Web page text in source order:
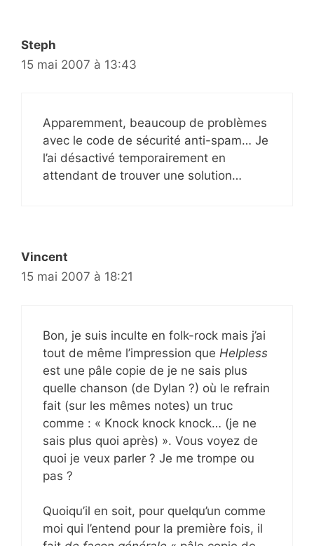
Steph
15 mai 2007 à 13:43
Apparemment, beaucoup de problèmes
avec le code de sécurité anti-spam… Je
l’ai désactivé temporairement en
attendant de trouver une solution…
Vincent
15 mai 2007 à 18:21
Bon, je suis inculte en folk-rock mais j’ai
tout de même l’impression que Helpless
est une pâle copie de je ne sais plus
quelle chanson (de Dylan ?) où le refrain
fait (sur les mêmes notes) un truc
comme : « Knock knock knock… (je ne
sais plus quoi après) ». Vous voyez de
quoi je veux parler ? Je me trompe ou
pas ?
Quoiqu’il en soit, pour quelqu’un comme
moi qui l’entend pour la première fois, il